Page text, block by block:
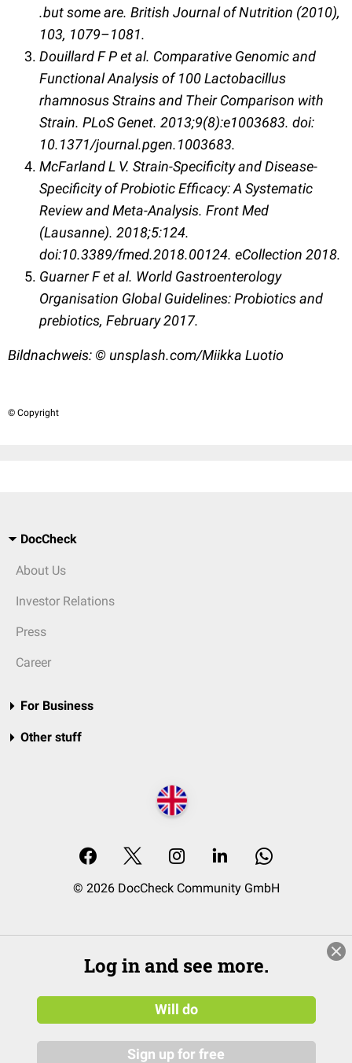
.but some are. British Journal of Nutrition (2010),
103, 1079–1081.
Douillard F P et al. Comparative Genomic and
Functional Analysis of 100 Lactobacillus
rhamnosus Strains and Their Comparison with
Strain. PLoS Genet. 2013;9(8):e1003683. doi:
10.1371/journal.pgen.1003683.
McFarland L V. Strain-Specificity and Disease-
Specificity of Probiotic Efficacy: A Systematic
Review and Meta-Analysis. Front Med
(Lausanne). 2018;5:124.
doi:10.3389/fmed.2018.00124. eCollection 2018.
Guarner F et al. World Gastroenterology
Organisation Global Guidelines: Probiotics and
prebiotics, February 2017.
Bildnachweis: © unsplash.com/Miikka Luotio
© Copyright
DocCheck
About Us
Investor Relations
Press
Career
For Business
Other stuff
© 2026 DocCheck Community GmbH
Log in and see more.
Will do
Sign up for free